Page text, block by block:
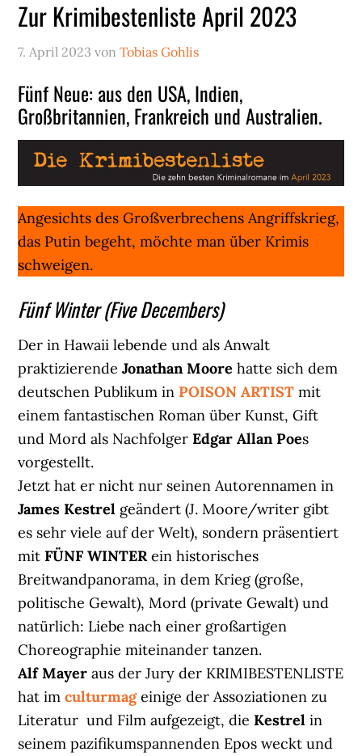
Zur Krimibestenliste April 2023
7. April 2023 vonTobias Gohlis
Fünf Neue: aus den USA, Indien,
Großbritannien, Frankreich und Australien.
Angesichts des Großverbrechens Angriffskrieg,
das Putin begeht, möchte man über Krimis
schweigen.
Fünf Winter (Five Decembers)
Der in Hawaii lebende und als Anwalt
praktizierendeJonathan Moore hatte sich dem
deutschen Publikum in POISON ARTIST mit
einem fantastischen Roman über Kunst, Gift
und Mord als NachfolgerEdgar Allan Poes
vorgestellt.
Jetzt hat er nicht nur seinen Autorennamen in
James Kestrel geändert (J. Moore/writer gibt
es sehr viele auf der Welt), sondern präsentiert
mitFÜNF WINTERein historisches
Breitwandpanorama, in dem Krieg (große,
politische Gewalt), Mord (private Gewalt) und
natürlich: Liebe nach einer großartigen
Choreographie miteinander tanzen.
Alf Mayer aus der Jury der KRIMIBESTENLISTE
hat imculturmag einige der Assoziationen zu
Literatur und Film aufgezeigt, dieKestrel in
seinem pazifikumspannenden Epos weckt und